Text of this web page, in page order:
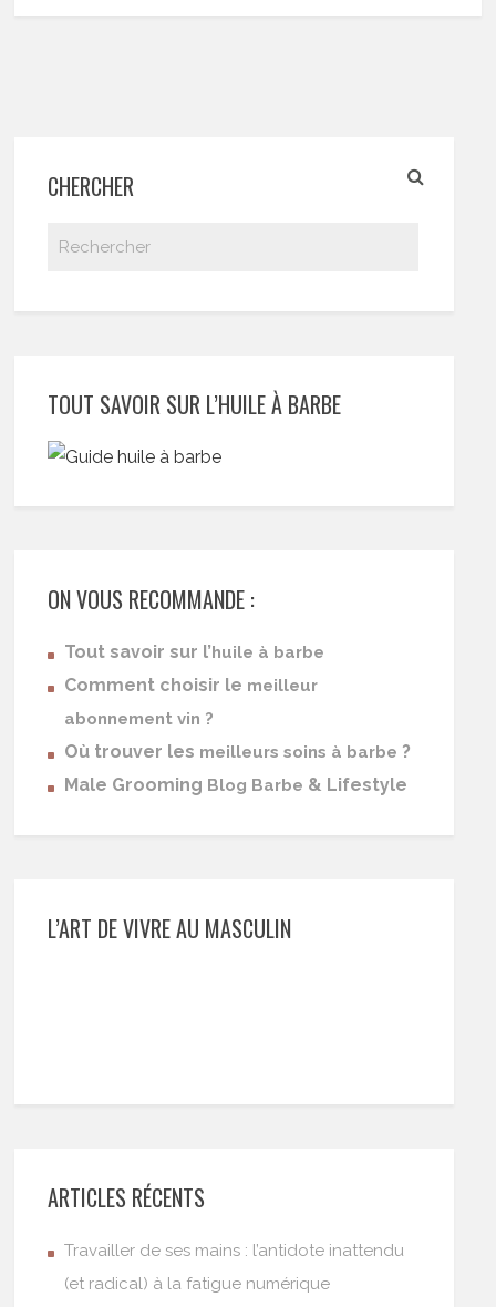
CHERCHER
TOUT SAVOIR SUR L’HUILE À BARBE
ON VOUS RECOMMANDE :
Tout savoir sur l’huile à barbe
Comment choisir le meilleur
abonnement vin ?
Où trouver les meilleurs soins à barbe ?
Male Grooming Blog Barbe & Lifestyle
L’ART DE VIVRE AU MASCULIN
ARTICLES RÉCENTS
Travailler de ses mains : l’antidote inattendu
(et radical) à la fatigue numérique